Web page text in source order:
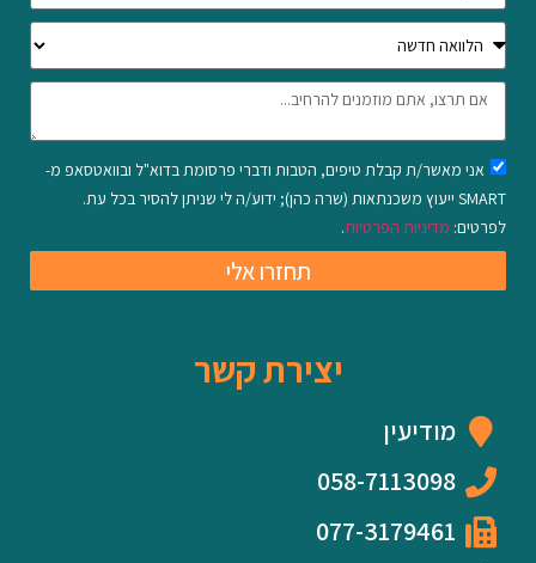
אני מאשר/ת קבלת טיפים, הטבות ודברי פרסומת בדוא"ל ובוואטסאפ מ-
SMART ייעוץ משכנתאות (שרה כהן); ידוע/ה לי שניתן להסיר בכל עת.
לפרטים: מדיניות הפרטיות.
תחזרו אלי
יצירת קשר
מודיעין
058-7113098
077-3179461